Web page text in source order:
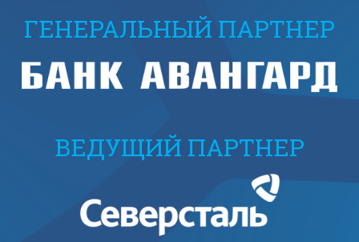
ГЕНЕРАЛЬНЫЙ ПАРТНЕР
ВЕДУЩИЙ ПАРТНЕР